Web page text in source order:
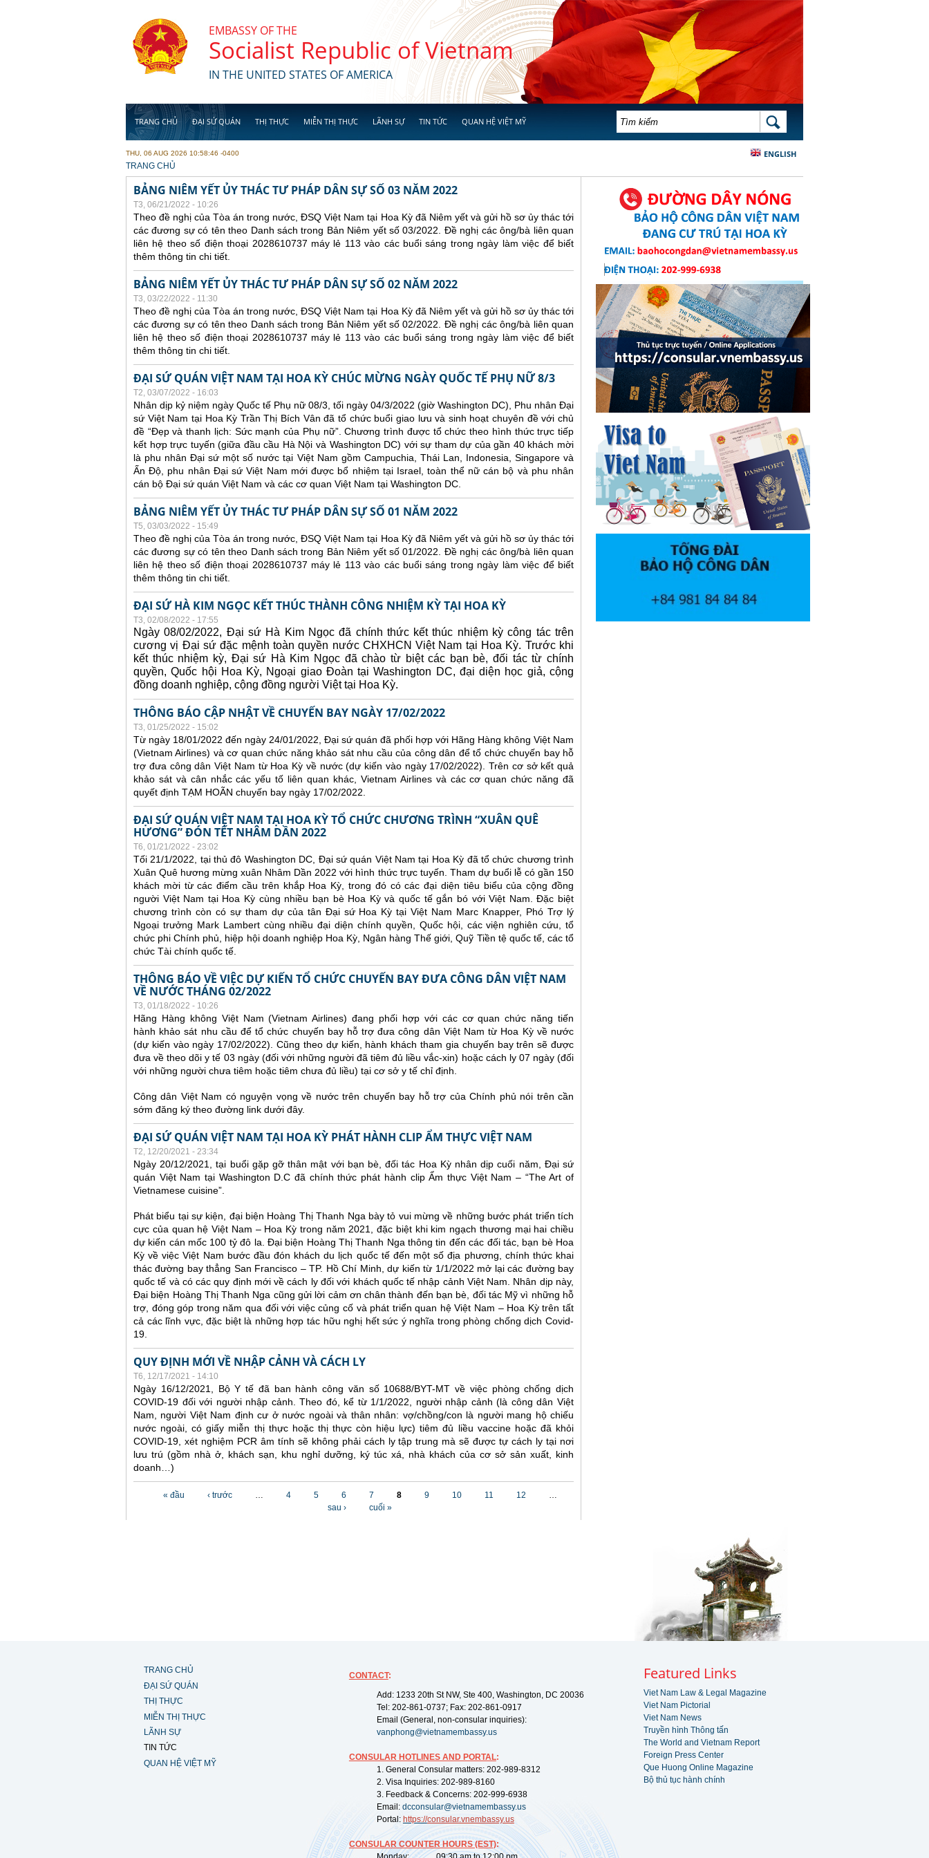
EMBASSY OF THE
Socialist Republic of Vietnam
IN THE UNITED STATES OF AMERICA
TRANG CHỦ ĐẠI SỨ QUÁN THỊ THỰC MIỄN THỊ THỰC LÃNH SỰ TIN TỨC QUAN HỆ VIỆT MỸ BIỂU MẪU TÌM KIẾM TÌM KIẾM
ENGLISH
THU, 06 AUG 2026 10:58:46 -0400
YOU ARE HERE
TRANG CHỦ
BẢNG NIÊM YẾT ỦY THÁC TƯ PHÁP DÂN SỰ SỐ 03 NĂM 2022
T3, 06/21/2022 - 10:26
Theo đề nghị của Tòa án trong nước, ĐSQ Việt Nam tại Hoa Kỳ đã Niêm yết và gửi hồ sơ ủy thác tới
các đương sự có tên theo Danh sách trong Bản Niêm yết số 03/2022. Đề nghị các ông/bà liên quan
liên hệ theo số điện thoại 2028610737 máy lẻ 113 vào các buổi sáng trong ngày làm việc để biết
thêm thông tin chi tiết.
BẢNG NIÊM YẾT ỦY THÁC TƯ PHÁP DÂN SỰ SỐ 02 NĂM 2022
T3, 03/22/2022 - 11:30
Theo đề nghị của Tòa án trong nước, ĐSQ Việt Nam tại Hoa Kỳ đã Niêm yết và gửi hồ sơ ủy thác tới
các đương sự có tên theo Danh sách trong Bản Niêm yết số 02/2022. Đề nghị các ông/bà liên quan
liên hệ theo số điện thoại 2028610737 máy lẻ 113 vào các buổi sáng trong ngày làm việc để biết
thêm thông tin chi tiết.
ĐẠI SỨ QUÁN VIỆT NAM TẠI HOA KỲ CHÚC MỪNG NGÀY QUỐC TẾ PHỤ NỮ 8/3
T2, 03/07/2022 - 16:03
Nhân dịp kỷ niệm ngày Quốc tế Phụ nữ 08/3, tối ngày 04/3/2022 (giờ Washington DC), Phu nhân Đại
sứ Việt Nam tại Hoa Kỳ Trần Thị Bích Vân đã tổ chức buổi giao lưu và sinh hoạt chuyên đề với chủ
đề “Đẹp và thanh lịch: Sức mạnh của Phụ nữ”. Chương trình được tổ chức theo hình thức trực tiếp
kết hợp trực tuyến (giữa đầu cầu Hà Nội và Washington DC) với sự tham dự của gần 40 khách mời
là phu nhân Đại sứ một số nước tại Việt Nam gồm Campuchia, Thái Lan, Indonesia, Singapore và
Ấn Độ, phu nhân Đại sứ Việt Nam mới được bổ nhiệm tại Israel, toàn thể nữ cán bộ và phu nhân
cán bộ Đại sứ quán Việt Nam và các cơ quan Việt Nam tại Washington DC.
BẢNG NIÊM YẾT ỦY THÁC TƯ PHÁP DÂN SỰ SỐ 01 NĂM 2022
T5, 03/03/2022 - 15:49
Theo đề nghị của Tòa án trong nước, ĐSQ Việt Nam tại Hoa Kỳ đã Niêm yết và gửi hồ sơ ủy thác tới
các đương sự có tên theo Danh sách trong Bản Niêm yết số 01/2022. Đề nghị các ông/bà liên quan
liên hệ theo số điện thoại 2028610737 máy lẻ 113 vào các buổi sáng trong ngày làm việc để biết
thêm thông tin chi tiết.
ĐẠI SỨ HÀ KIM NGỌC KẾT THÚC THÀNH CÔNG NHIỆM KỲ TẠI HOA KỲ
T3, 02/08/2022 - 17:55
Ngày 08/02/2022, Đại sứ Hà Kim Ngọc đã chính thức kết thúc nhiệm kỳ công tác trên
cương vị Đại sứ đặc mệnh toàn quyền nước CHXHCN Việt Nam tại Hoa Kỳ. Trước khi
kết thúc nhiệm kỳ, Đại sứ Hà Kim Ngọc đã chào từ biệt các bạn bè, đối tác từ chính
quyền, Quốc hội Hoa Kỳ, Ngoại giao Đoàn tại Washington DC, đại diện học giả, cộng
đồng doanh nghiệp, cộng đồng người Việt tại Hoa Kỳ.
THÔNG BÁO CẬP NHẬT VỀ CHUYẾN BAY NGÀY 17/02/2022
T3, 01/25/2022 - 15:02
Từ ngày 18/01/2022 đến ngày 24/01/2022, Đại sứ quán đã phối hợp với Hãng Hàng không Việt Nam
(Vietnam Airlines) và cơ quan chức năng khảo sát nhu cầu của công dân để tổ chức chuyến bay hỗ
trợ đưa công dân Việt Nam từ Hoa Kỳ về nước (dự kiến vào ngày 17/02/2022). Trên cơ sở kết quả
khảo sát và cân nhắc các yếu tố liên quan khác, Vietnam Airlines và các cơ quan chức năng đã
quyết định TẠM HOÃN chuyến bay ngày 17/02/2022.
ĐẠI SỨ QUÁN VIỆT NAM TẠI HOA KỲ TỔ CHỨC CHƯƠNG TRÌNH “XUÂN QUÊ
HƯƠNG” ĐÓN TẾT NHÂM DẦN 2022
T6, 01/21/2022 - 23:02
Tối 21/1/2022, tại thủ đô Washington DC, Đại sứ quán Việt Nam tại Hoa Kỳ đã tổ chức chương trình
Xuân Quê hương mừng xuân Nhâm Dần 2022 với hình thức trực tuyến. Tham dự buổi lễ có gần 150
khách mời từ các điểm cầu trên khắp Hoa Kỳ, trong đó có các đại diện tiêu biểu của cộng đồng
người Việt Nam tại Hoa Kỳ cùng nhiều bạn bè Hoa Kỳ và quốc tế gắn bó với Việt Nam. Đặc biệt
chương trình còn có sự tham dự của tân Đại sứ Hoa Kỳ tại Việt Nam Marc Knapper, Phó Trợ lý
Ngoại trưởng Mark Lambert cùng nhiều đại diện chính quyền, Quốc hội, các viện nghiên cứu, tổ
chức phi Chính phủ, hiệp hội doanh nghiệp Hoa Kỳ, Ngân hàng Thế giới, Quỹ Tiền tệ quốc tế, các tổ
chức Tài chính quốc tế.
THÔNG BÁO VỀ VIỆC DỰ KIẾN TỔ CHỨC CHUYẾN BAY ĐƯA CÔNG DÂN VIỆT NAM
VỀ NƯỚC THÁNG 02/2022
T3, 01/18/2022 - 10:26
Hãng Hàng không Việt Nam (Vietnam Airlines) đang phối hợp với các cơ quan chức năng tiến
hành khảo sát nhu cầu để tổ chức chuyến bay hỗ trợ đưa công dân Việt Nam từ Hoa Kỳ về nước
(dự kiến vào ngày 17/02/2022).
Cũng theo dự kiến, hành khách tham gia chuyến bay trên sẽ được
đưa về theo dõi y tế 03 ngày (đối với những người đã tiêm đủ liều vắc-xin) hoặc cách ly 07 ngày (đối
với những người chưa tiêm hoặc tiêm chưa đủ liều) tại cơ sở y tế chỉ định.
Công dân Việt Nam có nguyện vọng về nước trên chuyến bay hỗ trợ của Chính phủ nói trên cần
sớm đăng ký theo đường link dưới đây.
ĐẠI SỨ QUÁN VIỆT NAM TẠI HOA KỲ PHÁT HÀNH CLIP ẨM THỰC VIỆT NAM
T2, 12/20/2021 - 23:34
Ngày 20/12/2021, tại buổi gặp gỡ thân mật với bạn bè, đối tác Hoa Kỳ nhân dịp cuối năm, Đại sứ
quán Việt Nam tại Washington D.C đã chính thức phát hành clip Ẩm thực Việt Nam – “The Art of
Vietnamese cuisine”.
Phát biểu tại sự kiện, đại biện Hoàng Thị Thanh Nga bày tỏ vui mừng về những bước phát triển tích
cực của quan hệ Việt Nam – Hoa Kỳ trong năm 2021, đặc biệt khi kim ngạch thương mại hai chiều
dự kiến cán mốc 100 tỷ đô la. Đại biện Hoàng Thị Thanh Nga thông tin đến các đối tác, bạn bè Hoa
Kỳ về việc Việt Nam bước đầu đón khách du lịch quốc tế đến một số địa phương, chính thức khai
thác đường bay thẳng San Francisco – TP. Hồ Chí Minh, dự kiến từ 1/1/2022 mở lại các đường bay
quốc tế và có các quy định mới về cách ly đối với khách quốc tế nhập cảnh Việt Nam. Nhân dịp này,
Đại biện Hoàng Thị Thanh Nga cũng gửi lời cảm ơn chân thành đến bạn bè, đối tác Mỹ vì những hỗ
trợ, đóng góp trong năm qua đối với việc củng cố và phát triển quan hệ Việt Nam – Hoa Kỳ trên tất
cả các lĩnh vực, đặc biệt là những hợp tác hữu nghị hết sức ý nghĩa trong phòng chống dịch Covid-
19.
QUY ĐỊNH MỚI VỀ NHẬP CẢNH VÀ CÁCH LY
T6, 12/17/2021 - 14:10
Ngày 16/12/2021, Bộ Y tế đã ban hành công văn số 10688/BYT-MT về việc phòng chống dịch
COVID-19 đối với người nhập cảnh. Theo đó, kể từ 1/1/2022, người nhập cảnh (là công dân Việt
Nam, người Việt Nam định cư ở nước ngoài và thân nhân: vợ/chồng/con là người mang hộ chiếu
nước ngoài, có giấy miễn thị thực hoặc thị thực còn hiệu lực) tiêm đủ liều vaccine hoặc đã khỏi
COVID-19, xét nghiệm PCR âm tính sẽ không phải cách ly tập trung mà sẽ được tự cách ly tại nơi
lưu trú (gồm nhà ở, khách sạn, khu nghỉ dưỡng, ký túc xá, nhà khách của cơ sở sản xuất, kinh
doanh…)
« đầu ‹ trước … 4 5 6 7 8 9 10 11 12
…
sau ›
cuối »
TRANG CHỦ
ĐẠI SỨ QUÁN
THỊ THỰC
MIỄN THỊ THỰC
LÃNH SỰ
TIN TỨC
QUAN HỆ VIỆT MỸ
CONTACT:
Add: 1233 20th St NW, Ste 400, Washington, DC 20036
Tel: 202-861-0737; Fax: 202-861-0917
Email (General, non-consular inquiries):
vanphong@vietnamembassy.us
CONSULAR HOTLINES AND PORTAL:
1. General Consular matters: 202-989-8312
2. Visa Inquiries: 202-989-8160
3. Feedback & Concerns: 202-999-6938
Email: dcconsular@vietnamembassy.us
Portal: https://consular.vnembassy.us
CONSULAR COUNTER HOURS (EST):
Featured Links
Viet Nam Law & Legal Magazine
Viet Nam Pictorial
Viet Nam News
Truyền hình Thông tấn
The World and Vietnam Report
Foreign Press Center
Que Huong Online Magazine
Bộ thủ tục hành chính